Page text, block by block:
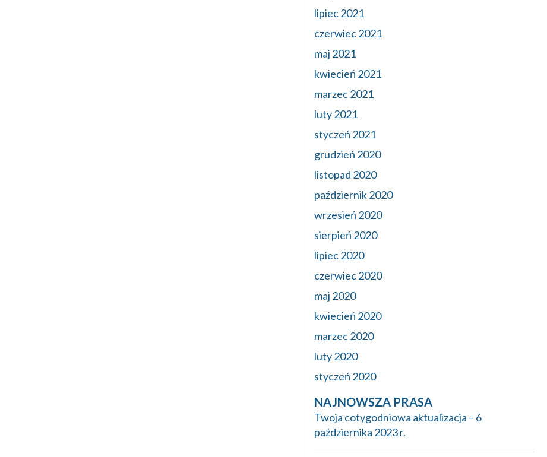
lipiec 2021
czerwiec 2021
maj 2021
kwiecień 2021
marzec 2021
luty 2021
styczeń 2021
grudzień 2020
listopad 2020
październik 2020
wrzesień 2020
sierpień 2020
lipiec 2020
czerwiec 2020
maj 2020
kwiecień 2020
marzec 2020
luty 2020
styczeń 2020
NAJNOWSZA PRASA
Twoja cotygodniowa aktualizacja – 6
października 2023 r.